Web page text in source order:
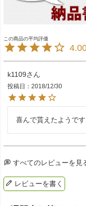
k1109
投稿日 2018/12/30
喜んで貰
すべてのレビューを見
レビューを書く